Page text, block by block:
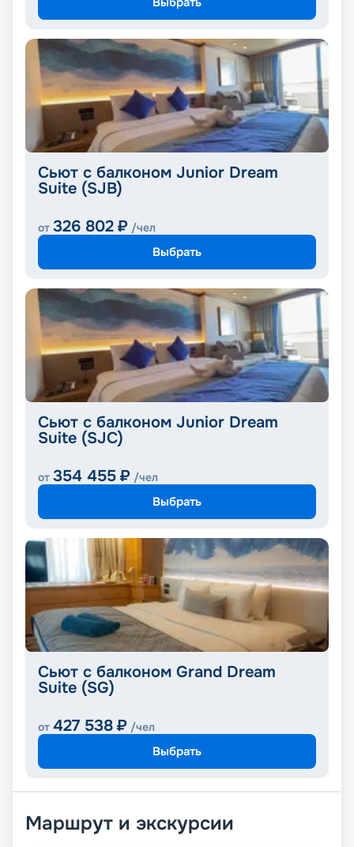
Сьют с балконом Junior Dream
Suite (SJB)
от 326 802 ₽ /чел
Выбрать
Сьют с балконом Junior Dream
Suite (SJC)
от 354 455 ₽ /чел
Выбрать
Сьют с балконом Grand Dream
Suite (SG)
от 427 538 ₽ /чел
Выбрать
Маршрут и экскурсии